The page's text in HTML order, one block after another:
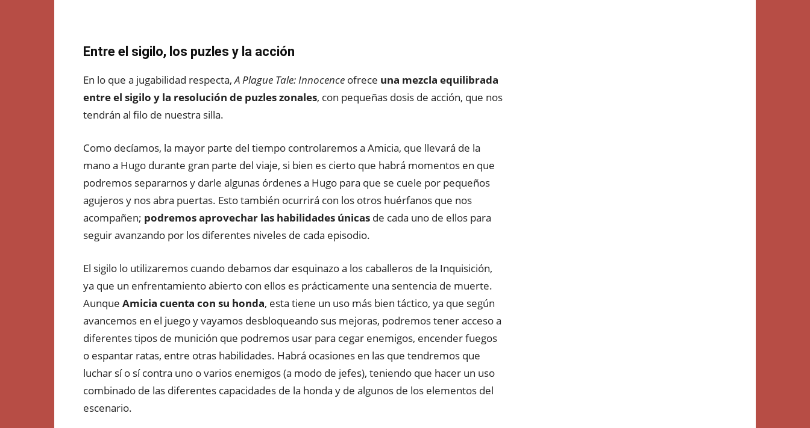
Entre el sigilo, los puzles y la acción
En lo que a jugabilidad respecta,A Plague Tale: Innocence ofrece una mezcla equilibrada
entre el sigilo y la resolución de puzles zonales, con pequeñas dosis de acción, que nos
tendrán al filo de nuestra silla.
Como decíamos, la mayor parte del tiempo controlaremos a Amicia, que llevará de la
mano a Hugo durante gran parte del viaje, si bien es cierto que habrá momentos en que
podremos separarnos y darle algunas órdenes a Hugo para que se cuele por pequeños
agujeros y nos abra puertas. Esto también ocurrirá con los otros huérfanos que nos
acompañen; podremos aprovechar las habilidades únicas de cada uno de ellos para
seguir avanzando por los diferentes niveles de cada episodio.
El sigilo lo utilizaremos cuando debamos dar esquinazo a los caballeros de la Inquisición,
ya que un enfrentamiento abierto con ellos es prácticamente una sentencia de muerte.
Aunque Amicia cuenta con su honda, esta tiene un uso más bien táctico, ya que según
avancemos en el juego y vayamos desbloqueando sus mejoras, podremos tener acceso a
diferentes tipos de munición que podremos usar para cegar enemigos, encender fuegos
o espantar ratas, entre otras habilidades. Habrá ocasiones en las que tendremos que
luchar sí o sí contra uno o varios enemigos (a modo de jefes), teniendo que hacer un uso
combinado de las diferentes capacidades de la honda y de algunos de los elementos del
escenario.